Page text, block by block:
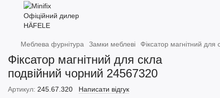
Меблева фурнітура Замки меблеві Фіксатор магнітний
Фіксатор магнітний для скла
подвійний чорний 24567320
Артикул: 245.67.320 Написати відгук